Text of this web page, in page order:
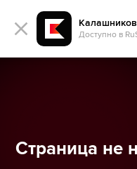
Доступно в
Страница не